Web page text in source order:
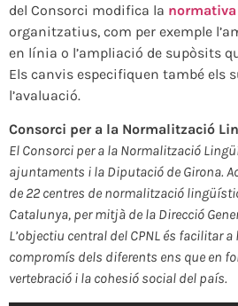
del Consorci modifica la
organitzatius, com per exemple
en línia o l’ampliació de supòsits
Els canvis especifiquen també els
l’avaluació.
Consorci per a la Normalització
El Consorci per a la Normalització
ajuntaments i la Diputació de Girona.
de 22 centres de normalització
Catalunya, per mitjà de la Direcció
L’objectiu central del CPNL és facilitar
compromís dels diferents ens que en
vertebració i la cohesió social del país.